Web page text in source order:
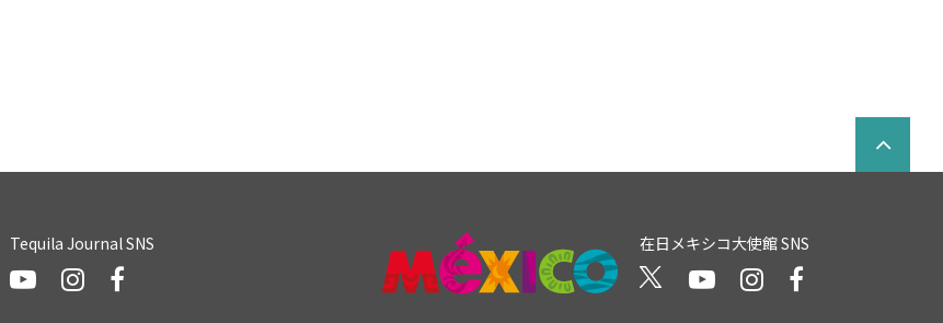
Tequila Journal SNS 在日メキシコ大使館 SNS